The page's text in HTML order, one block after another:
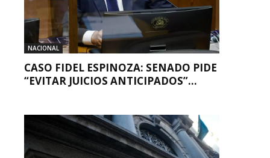
NACIONAL
CASO FIDEL ESPINOZA: SENADO PIDE
“EVITAR JUICIOS ANTICIPADOS”...